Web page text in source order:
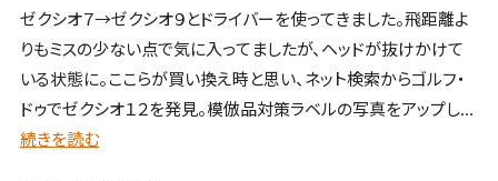
いかにも掴まりやすそうな顔をしており、フェードヒッターの自分
には少し構えにくい
■打感・打音など
カキーンと気持ちの良い打感・打音 好みは別れるかもしれませ
ん
ゼクシオ７→ゼクシオ９とドライバーを使ってきました。飛距離よ
りもミスの少ない点で気に入ってましたが、ヘッドが抜けかけて
いる状態に。ここらが買い換え時と思い、ネット検索からゴルフ・
ドゥでゼクシオ１２を発見。模倣品対策ラベルの写真をアップして
戴いて購入。
続きを読む